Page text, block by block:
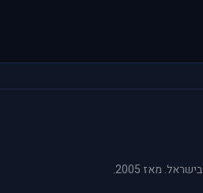
מאז 2005.